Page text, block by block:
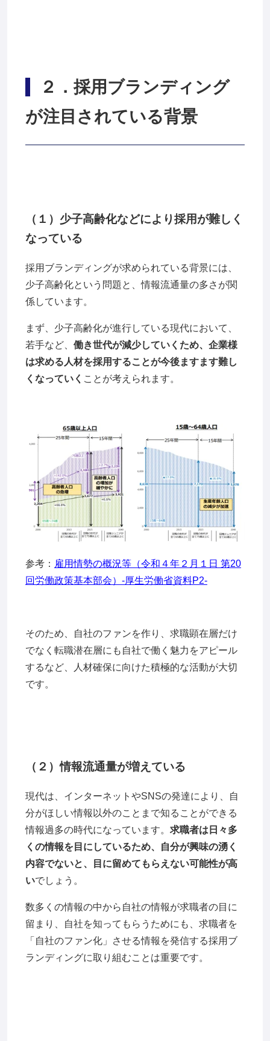
２ ．採用ブランディング
が注目されている背景
（１）少子高齢化などにより採用が難しく
なっている
採用ブランディングが求められている背景には、
少子高齢化という問題と、情報流通量の多さが関
係しています。
まず、少子高齢化が進行している現代において、
若手など、 働き世代が減少していくため、企業様
は求める人材を採用することが今後ますます難し
くなっていく ことが考えられます。
参考： 雇用情勢の概況等（令和４年２月１日 第20
回労働政策基本部会）-厚生労働省資料P2-
そのため、自社のファンを作り、求職顕在層だけ
でなく転職潜在層にも自社で働く魅力をアピール
するなど、人材確保に向けた積極的な活動が大切
です。
（２）情報流通量が増えている
現代は、インターネットやSNSの発達により、自
分がほしい情報以外のことまで知ることができる
情報過多の時代になっています。 求職者は日々多
くの情報を目にしているため、自分が興味の湧く
内容でないと、目に留めてもらえない可能性が高
いでしょう。
数多くの情報の中から自社の情報が求職者の目に
留まり、自社を知ってもらうためにも、求職者を
「自社のファン化」させる情報を発信する採用ブ
ランディングに取り組むことは重要です。